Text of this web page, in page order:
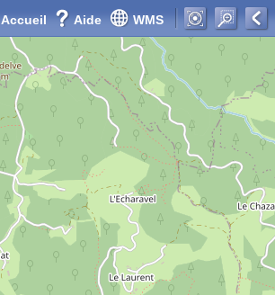
Accueil Aide WMS